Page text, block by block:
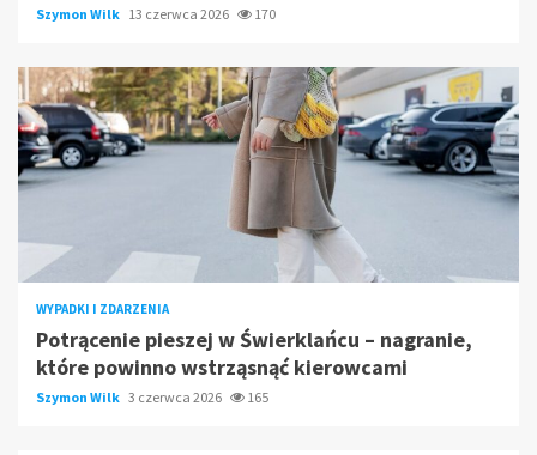
Szymon Wilk 13 czerwca 2026 170
WYPADKI I ZDARZENIA
Potrącenie pieszej w Świerklańcu – nagranie,
które powinno wstrząsnąć kierowcami
Szymon Wilk 3 czerwca 2026 165